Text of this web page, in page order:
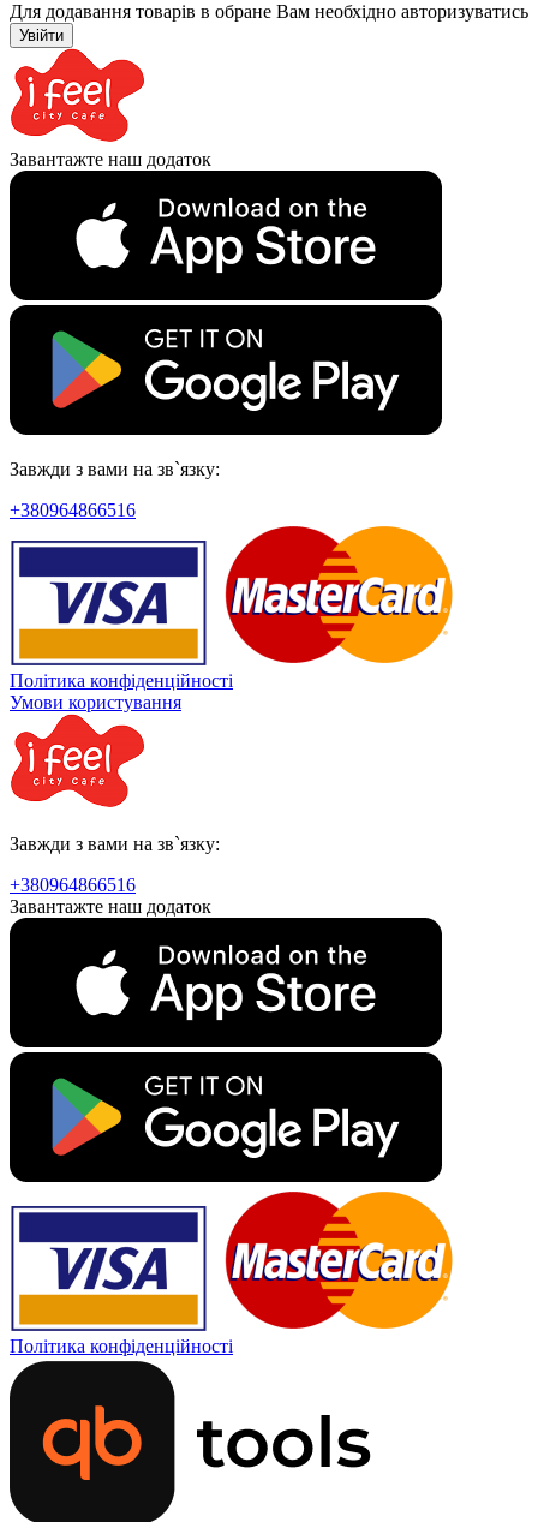
Для додавання товарів в обране Вам необхідно авторизуватись
Увійти
Завантажте наш додаток
Завжди з вами на зв`язку:
+380964866516
Політика конфіденційності
Умови користування
Завжди з вами на зв`язку:
+380964866516
Завантажте наш додаток
Політика конфіденційності